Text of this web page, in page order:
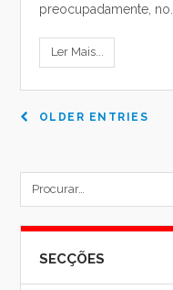
preocupadamente, no...
Ler Mais...
OLDER ENTRIES
SECÇÕES